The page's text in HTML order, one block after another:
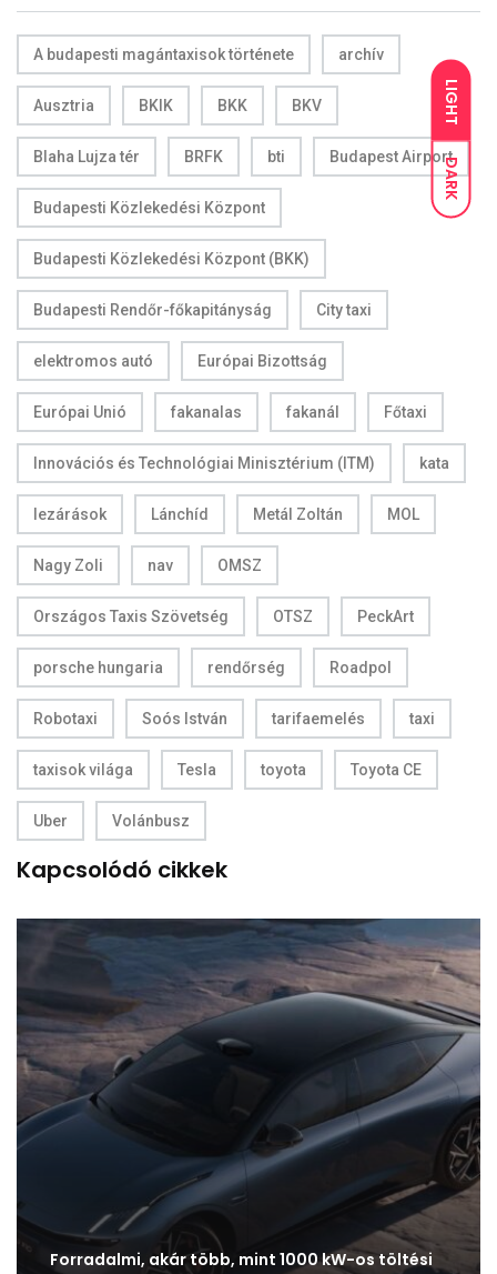
LIGHT
DARK
A budapesti magántaxisok története archív
Ausztria BKIK BKK BKV
Blaha Lujza tér BRFK bti Budapest Airport
Budapesti Közlekedési Központ
Budapesti Közlekedési Központ (BKK)
Budapesti Rendőr-főkapitányság City taxi
elektromos autó Európai Bizottság
Európai Unió fakanalas fakanál Főtaxi
Innovációs és Technológiai Minisztérium (ITM) kata
lezárások Lánchíd Metál Zoltán MOL
Nagy Zoli nav OMSZ
Országos Taxis Szövetség OTSZ PeckArt
porsche hungaria rendőrség Roadpol
Robotaxi Soós István tarifaemelés taxi
taxisok világa Tesla toyota Toyota CE
Uber Volánbusz
Kapcsolódó cikkek
Forradalmi, akár több, mint 1000 kW-os töltési